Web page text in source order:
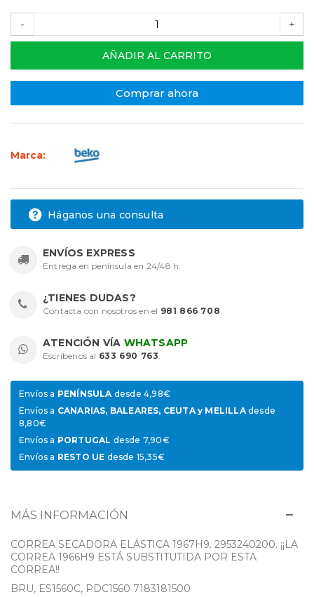
- +
AÑADIR AL CARRITO
Comprar ahora
Marca:
Háganos una consulta
ENVÍOS EXPRESS
Entrega en península en 24/48 h.
¿TIENES DUDAS?
Contacta con nosotros en el 981 866 708.
ATENCIÓN VÍA WHATSAPP
Escríbenos al 633 690 763.
Envíos a PENÍNSULAdesde 4,98€
Envíos a CANARIAS, BALEARES, CEUTA y MELILLAdesde
8,80€
Envíos a PORTUGAL desde 7,90€
Envíos a RESTO UE desde 15,35€
MÁS INFORMACIÓN
CORREA SECADORA ELÁSTICA 1967H9. 2953240200. ¡¡LA
CORREA 1966H9 ESTÁ SUBSTITUTIDA POR ESTA
CORREA!!
BRU, ES1560C, PDC1560 7183181500